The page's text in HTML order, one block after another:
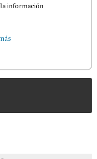
información